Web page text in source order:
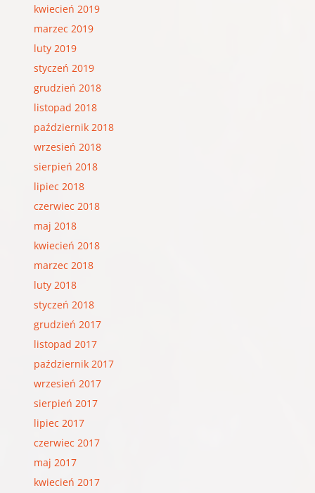
kwiecień 2019
marzec 2019
luty 2019
styczeń 2019
grudzień 2018
listopad 2018
październik 2018
wrzesień 2018
sierpień 2018
lipiec 2018
czerwiec 2018
maj 2018
kwiecień 2018
marzec 2018
luty 2018
styczeń 2018
grudzień 2017
listopad 2017
październik 2017
wrzesień 2017
sierpień 2017
lipiec 2017
czerwiec 2017
maj 2017
kwiecień 2017